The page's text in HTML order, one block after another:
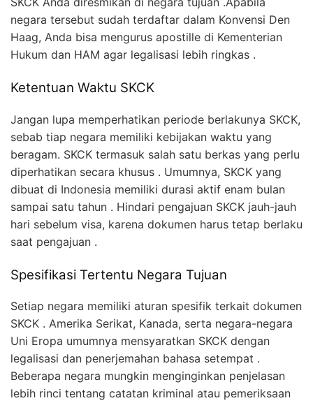
negara tersebut sudah terdaftar dalam Konvensi Den
Haag, Anda bisa mengurus apostille di Kementerian
Hukum dan HAM agar legalisasi lebih ringkas .
Ketentuan Waktu SKCK
Jangan lupa memperhatikan periode berlakunya SKCK,
sebab tiap negara memiliki kebijakan waktu yang
beragam. SKCK termasuk salah satu berkas yang perlu
diperhatikan secara khusus . Umumnya, SKCK yang
dibuat di Indonesia memiliki durasi aktif enam bulan
sampai satu tahun . Hindari pengajuan SKCK jauh-jauh
hari sebelum visa, karena dokumen harus tetap berlaku
saat pengajuan .
Spesifikasi Tertentu Negara Tujuan
Setiap negara memiliki aturan spesifik terkait dokumen
SKCK . Amerika Serikat, Kanada, serta negara-negara
Uni Eropa umumnya mensyaratkan SKCK dengan
legalisasi dan penerjemahan bahasa setempat .
Beberapa negara mungkin menginginkan penjelasan
lebih rinci tentang catatan kriminal atau pemeriksaan